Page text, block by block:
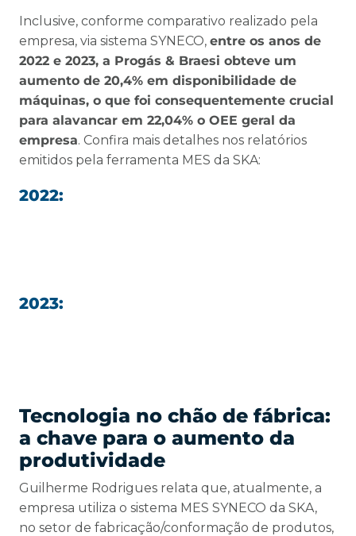
Inclusive, conforme comparativo realizado pela
empresa, via sistema SYNECO, entre os anos de
2022 e 2023, a Progás & Braesi obteve um
aumento de 20,4% em disponibilidade de
máquinas, o que foi consequentemente crucial
para alavancar em 22,04% o OEE geral da
empresa. Confira mais detalhes nos relatórios
emitidos pela ferramenta MES da SKA:
2022:
2023:
Tecnologia no chão de fábrica:
a chave para o aumento da
produtividade
Guilherme Rodrigues relata que, atualmente, a
empresa utiliza o sistema MES SYNECO da SKA,
no setor de fabricação/conformação de produtos,